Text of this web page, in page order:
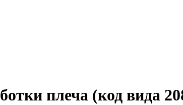
плеча (код вида